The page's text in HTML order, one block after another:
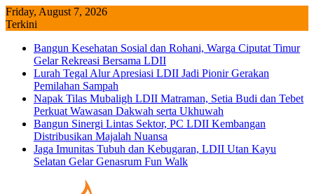
Skip
to
Friday, August 7, 2026
Terkini
Bangun Kesehatan Sosial dan Rohani, Warga Ciputat Timur
Gelar Rekreasi Bersama LDII
Lurah Tegal Alur Apresiasi LDII Jadi Pionir Gerakan
Pemilahan Sampah
Napak Tilas Mubaligh LDII Matraman, Setia Budi dan Tebet
Perkuat Wawasan Dakwah serta Ukhuwah
Bangun Sinergi Lintas Sektor, PC LDII Kembangan
Distribusikan Majalah Nuansa
Jaga Imunitas Tubuh dan Kebugaran, LDII Utan Kayu
Selatan Gelar Genasrum Fun Walk